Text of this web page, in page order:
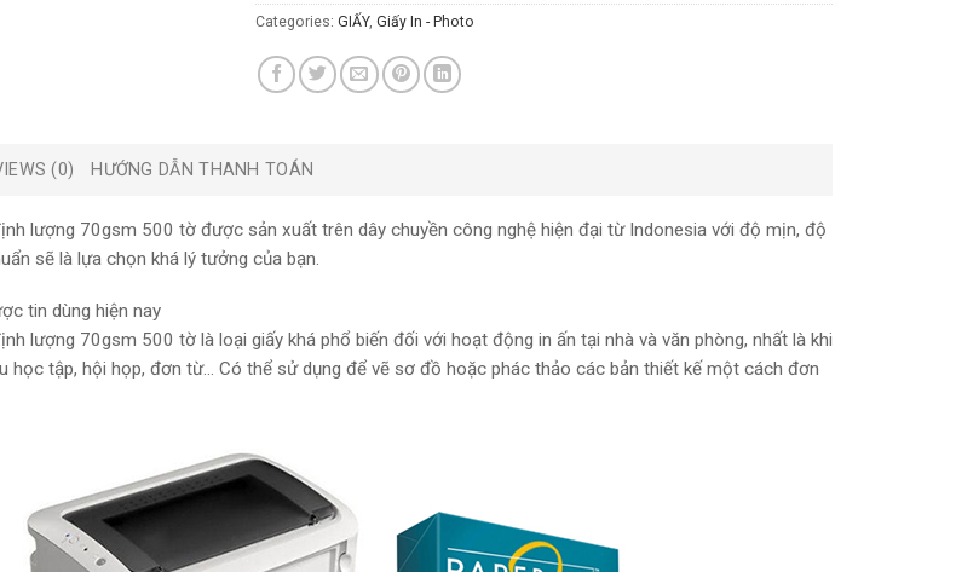
Categories:GIẤY,Giấy In - Photo
(0) HƯỚNG DẪN THANH TOÁN
lượng 70gsm 500 tờ được sản xuất trên dây chuyền công nghệ hiện đại từ Indonesia với độ mịn, độ
sẽ là lựa chọn khá lý tưởng của bạn.
tin dùng hiện nay
lượng 70gsm 500 tờ là loại giấy khá phổ biến đối với hoạt động in ấn tại nhà và văn phòng, nhất là khi
học tập, hội họp, đơn từ… Có thể sử dụng để vẽ sơ đồ hoặc phác thảo các bản thiết kế một cách đơn